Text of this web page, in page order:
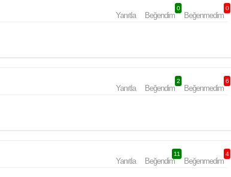
Yanıtla Beğendim
0
Beğenmedim
0
Yanıtla Beğendim
2
Beğenmedim
6
Yanıtla Beğendim
11
Beğenmedim
4